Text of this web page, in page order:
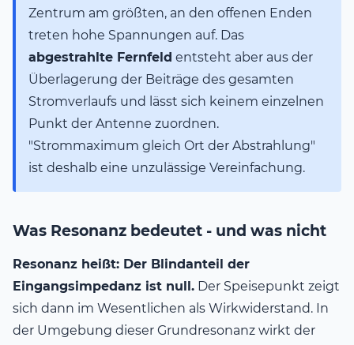
Zentrum am größten, an den offenen Enden
treten hohe Spannungen auf. Das
abgestrahlte Fernfeld entsteht aber aus der
Überlagerung der Beiträge des gesamten
Stromverlaufs und lässt sich keinem einzelnen
Punkt der Antenne zuordnen.
"Strommaximum gleich Ort der Abstrahlung"
ist deshalb eine unzulässige Vereinfachung.
Was Resonanz bedeutet - und was nicht
Resonanz heißt: Der Blindanteil der
Eingangsimpedanz ist null. Der Speisepunkt zeigt
sich dann im Wesentlichen als Wirkwiderstand. In
der Umgebung dieser Grundresonanz wirkt der